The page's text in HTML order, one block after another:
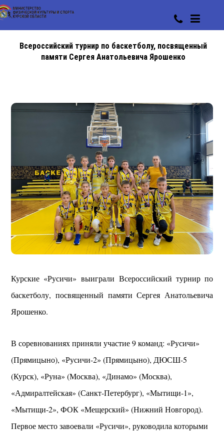
Всероссийский турнир по баскетболу, посвященный
памяти Сергея Анатольевича Ярошенко
Курские «Русичи» выиграли Всероссийский турнир по
баскетболу, посвященный памяти Сергея Анатольевича
Ярошенко.
В соревнованиях приняли участие 9 команд: «Русичи»
(Прямицыно), «Русичи-2» (Прямицыно), ДЮСШ-5
(Курск), «Руна» (Москва), «Динамо» (Москва),
«Адмиралтейская» (Санкт-Петербург), «Мытищи-1»,
«Мытищи-2», ФОК «Мещерский» (Нижний Новгород).
Первое место завоевали «Русичи», руководила которыми